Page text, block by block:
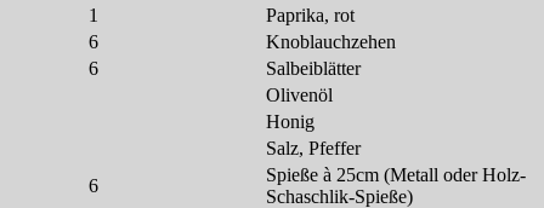
1
Paprika, rot
6
Knoblauchzehen
6
Salbeiblätter
Olivenöl
Honig
Salz, Pfeffer
6
Spieße à 25cm (Metall oder Holz-
Schaschlik-Spieße)